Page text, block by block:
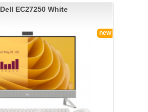
new
Dell EC27250 White